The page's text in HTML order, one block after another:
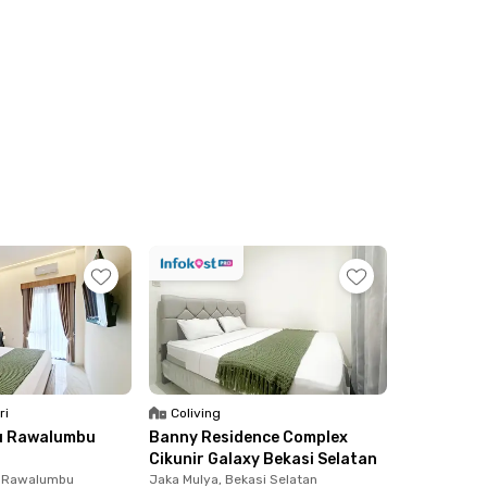
Rawalumbu
Coliving
Banny Residence Complex
Cikunir Galaxy Bekasi Selatan
Jaka Mulya, Bekasi Selatan